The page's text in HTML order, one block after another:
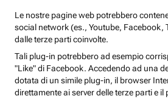
Le nostre pagine web potrebbero
social network (es., Youtube, Facebook,
dalle terze parti coinvolte.
Tali plug-in potrebbero ad esempio
"Like" di Facebook. Accedendo ad una
dotata di un simile plug-in, il browser
direttamente ai server delle terze parti e